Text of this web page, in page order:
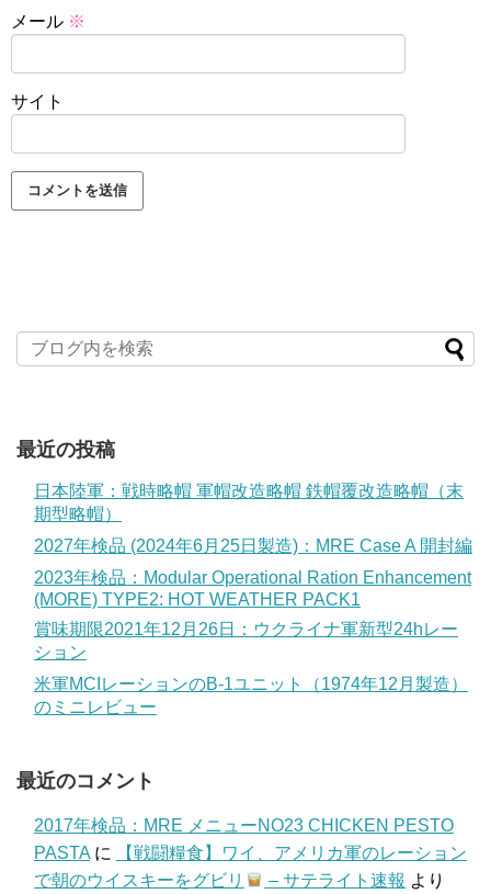
メール ※
サイト
最近の投稿
日本陸軍：戦時略帽 軍帽改造略帽 鉄帽覆改造略帽（末
期型略帽）
2027年検品 (2024年6月25日製造)：MRE Case A 開封編
2023年検品：Modular Operational Ration Enhancement
(MORE) TYPE2: HOT WEATHER PACK1
賞味期限2021年12月26日：ウクライナ軍新型24hレー
ション
米軍MCIレーションのB-1ユニット（1974年12月製造）
のミニレビュー
最近のコメント
2017年検品：MRE メニューNO23 CHICKEN PESTO
PASTA に
【戦闘糧食】ワイ、アメリカ軍のレーション
で朝のウイスキーをグビリ
– サテライト速報 より